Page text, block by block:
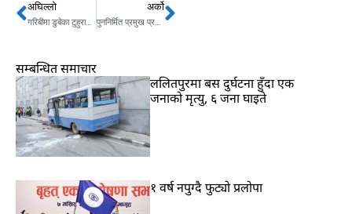
Prev
अघिल्लो
गरिबीमा डुबेका टुहुराकाे व्यथा : भोक लागे माटो, जाडो हुँदा आगो र घाम तापेर गुजारा
अर्को
पुननिर्मित प्रमुख प्रशासनिकस्थल सिंहदरबारको आज प्रधानमन्त्रीले उद्घाटन गर्दै Next
सम्बन्धित समाचार
ललितपुरमा बस दुर्घटना हुँदा एक
जनाको मृत्यु, ६ जना घाइते
१ वर्ष नपुग्दै फुट्यो प्रलोपा